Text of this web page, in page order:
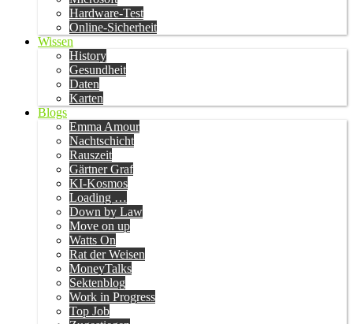
Hardware-Test
Online-Sicherheit
Wissen
History
Gesundheit
Daten
Karten
Blogs
Emma Amour
Nachtschicht
Rauszeit
Gärtner Graf
KI-Kosmos
Loading …
Down by Law
Move on up
Watts On
Rat der Weisen
MoneyTalks
Sektenblog
Work in Progress
Top Job